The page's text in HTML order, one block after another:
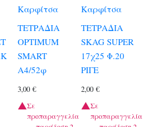
Καρφίτσα
ΤΕΤΡΑΔΙΑ
OPTIMUM
SMART
A4/52φ
3,00€
Σε
προπαραγγελία
Καρφίτσα
ΤΕΤΡΑΔΙΑ
SKAG SUPER
17χ25 Φ.20
ΡΙΓΕ
2,00€
Σε
προπαραγγελία